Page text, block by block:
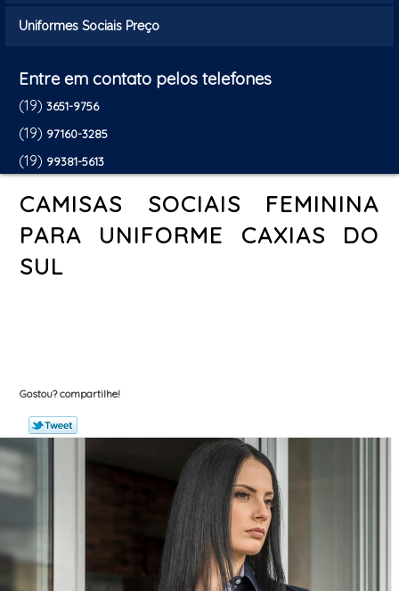
Uniformes Sociais Preço
Entre em contato pelos telefones
(19) 3651-9756
(19) 97160-3285
(19) 99381-5613
CAMISAS SOCIAIS FEMININA
PARA UNIFORME CAXIAS DO
SUL
Gostou? compartilhe!